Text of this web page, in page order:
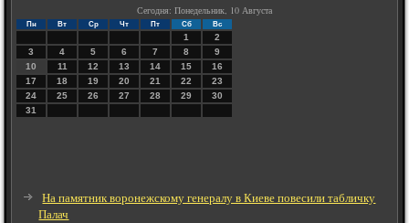
Сегодня: Понедельник, 10 Августа
Пн Вт Ср Чт Пт Сб Вс
1
2
3
4 5 6 7 8
9
10
11 12 13 14 15
16
17
18 19 20 21 22
23
24
25 26 27 28 29
30
31
На памятник воронежскому генералу в Киеве повесили табличку
Палач